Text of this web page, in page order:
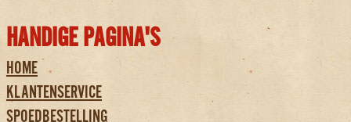
HANDIGE PAGINA'S
HOME
KLANTENSERVICE
SPOEDBESTELLING